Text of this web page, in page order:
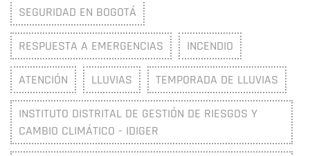
SEGURIDAD EN BOGOTÁ
RESPUESTA A EMERGENCIAS INCENDIO
ATENCIÓN LLUVIAS TEMPORADA DE LLUVIAS
INSTITUTO DISTRITAL DE GESTIÓN DE RIESGOS Y
CAMBIO CLIMÁTICO - IDIGER